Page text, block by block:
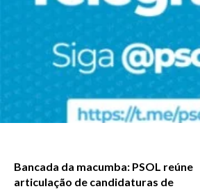
Bancada da macumba: PSOL reúne
articulação de candidaturas de